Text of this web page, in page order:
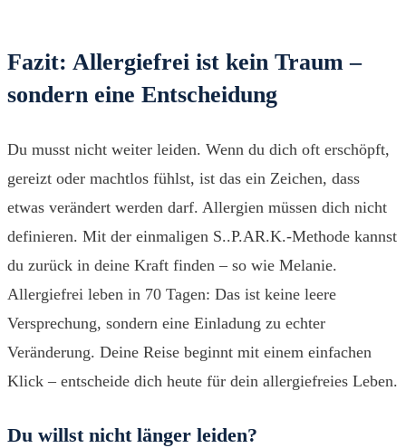
Fazit: Allergiefrei ist kein Traum –
sondern eine Entscheidung
Du musst nicht weiter leiden. Wenn du dich oft erschöpft,
gereizt oder machtlos fühlst, ist das ein Zeichen, dass
etwas verändert werden darf. Allergien müssen dich nicht
definieren. Mit der einmaligen S..P.AR.K.-Methode kannst
du zurück in deine Kraft finden – so wie Melanie.
Allergiefrei leben in 70 Tagen: Das ist keine leere
Versprechung, sondern eine Einladung zu echter
Veränderung. Deine Reise beginnt mit einem einfachen
Klick – entscheide dich heute für dein allergiefreies Leben.
Du willst nicht länger leiden?